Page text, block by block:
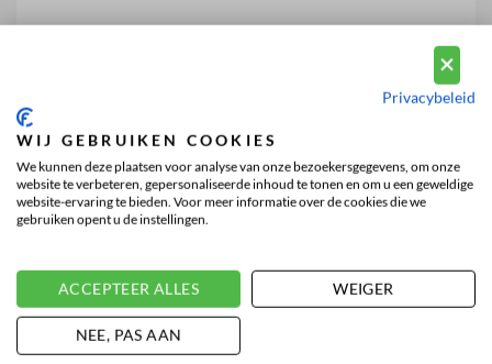
Privacybeleid
WIJ GEBRUIKEN COOKIES
We kunnen deze plaatsen voor analyse van onze bezoekersgegevens, om onze
website te verbeteren, gepersonaliseerde inhoud te tonen en om u een geweldige
website-ervaring te bieden. Voor meer informatie over de cookies die we
gebruiken opent u de instellingen.
ACCEPTEER ALLES WEIGER
NEE, PAS AAN